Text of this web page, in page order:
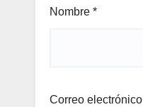
Nombre *
Correo electrónico